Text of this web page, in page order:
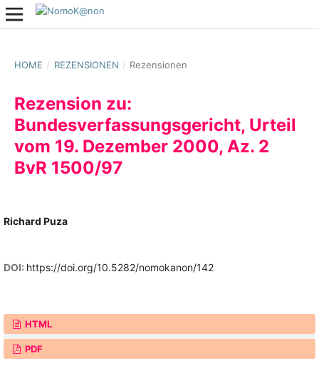
HOME / REZENSIONEN / Rezensionen
Rezension zu:
Bundesverfassungsgericht, Urteil
vom 19. Dezember 2000, Az. 2
BvR 1500/97
Richard Puza
DOI: https://doi.org/10.5282/nomokanon/142
HTML
PDF